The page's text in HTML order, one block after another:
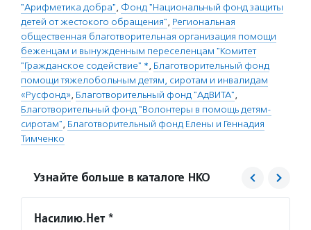
"Арифметика добра", Фонд "Национальный фонд защиты
детей от жестокого обращения", Региональная
общественная благотворительная организация помощи
беженцам и вынужденным переселенцам "Комитет
"Гражданское содействие" *, Благотворительный фонд
помощи тяжелобольным детям, сиротам и инвалидам
«Русфонд», Благотворительный фонд "АдВИТА",
Благотворительный фонд "Волонтеры в помощь детям-
сиротам", Благотворительный фонд Елены и Геннадия
Тимченко
Узнайте больше в каталоге НКО
Насилию.Нет *